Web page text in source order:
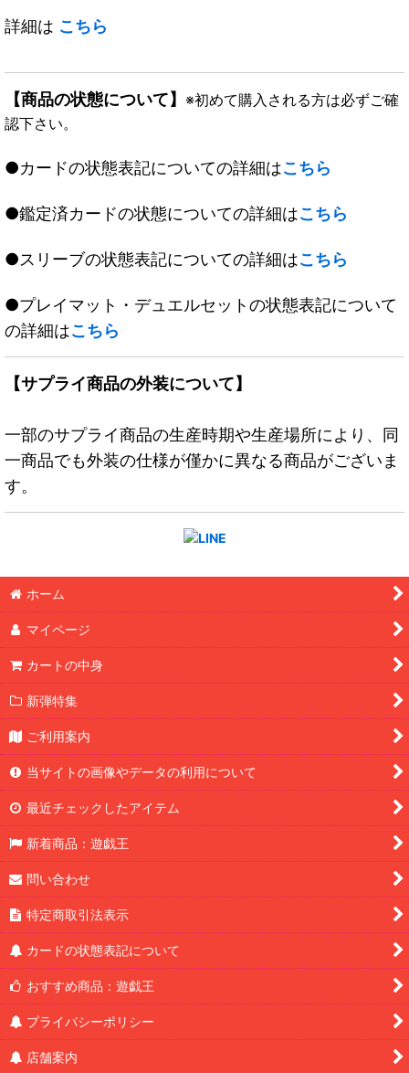
詳細は こちら
【商品の状態について】 ※初めて購入される方は必ずご確
認下さい。
●カードの状態表記についての詳細はこちら
●鑑定済カードの状態についての詳細はこちら
●スリーブの状態表記についての詳細はこちら
●プレイマット・デュエルセットの状態表記について
の詳細はこちら
【サプライ商品の外装について】
一部のサプライ商品の生産時期や生産場所により、同
一商品でも外装の仕様が僅かに異なる商品がございま
す。
ホーム
マイページ
カートの中身
新弾特集
ご利用案内
当サイトの画像やデータの利用について
最近チェックしたアイテム
新着商品：遊戯王
問い合わせ
特定商取引法表示
カードの状態表記について
おすすめ商品：遊戯王
プライバシーポリシー
店舗案内